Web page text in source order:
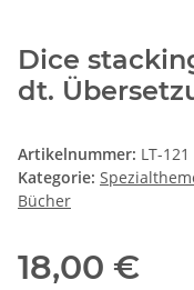
Dice
dt.
Artikelnummer: LT-121
Kategorie:
Bücher
18,00 €